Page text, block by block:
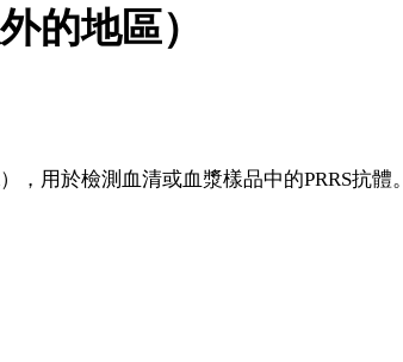
的地區）
用於檢測血清或血漿樣品中的PRRS抗體。